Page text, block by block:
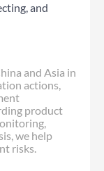
and
and Asia in
actions,
product
we help
risks.